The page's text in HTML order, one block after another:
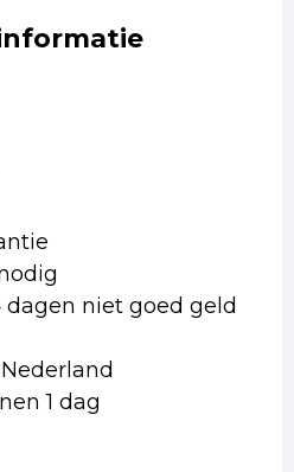
dagen niet goed geld
1 dag